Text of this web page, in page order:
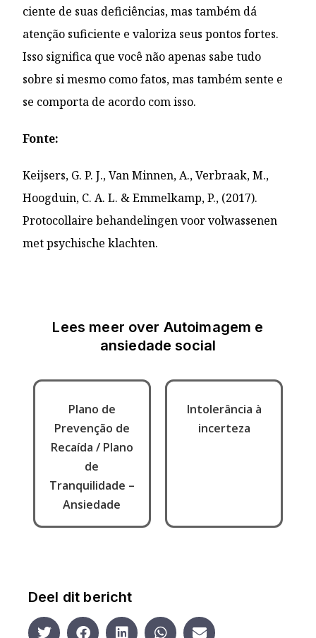
ciente de suas deficiências, mas também dá
atenção suficiente e valoriza seus pontos fortes.
Isso significa que você não apenas sabe tudo
sobre si mesmo como fatos, mas também sente e
se comporta de acordo com isso.
Fonte:
Keijsers, G. P. J., Van Minnen, A., Verbraak, M.,
Hoogduin, C. A. L. & Emmelkamp, P., (2017).
Protocollaire behandelingen voor volwassenen
met psychische klachten.
Lees meer over Autoimagem e
ansiedade social
Plano de
Prevenção de
Recaída / Plano
de
Tranquilidade –
Ansiedade
Intolerância à
incerteza
Deel dit bericht